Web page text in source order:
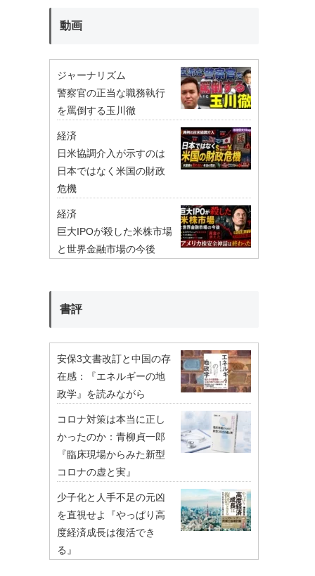
動画
ジャーナリズム
警察官の正当な職務執行
を罵倒する玉川徹
経済
日米協調介入が示すのは
日本ではなく米国の財政
危機
経済
巨大IPOが殺した米株市場
と世界金融市場の今後
書評
安保3文書改訂と中国の存
在感：『エネルギーの地
政学』を読みながら
コロナ対策は本当に正し
かったのか：青柳貞一郎
『臨床現場からみた新型
コロナの虚と実』
少子化と人手不足の元凶
を直視せよ『やっぱり高
度経済成長は復活でき
る』